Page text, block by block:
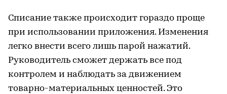
Списание также происходит гораздо проще
при использовании приложения. Изменения
легко внести всего лишь парой нажатий.
Руководитель сможет держать все под
контролем и наблюдать за движением
товарно-материальных ценностей. Это